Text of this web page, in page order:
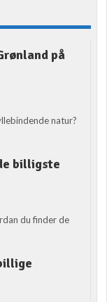
på
natur?
billigste
du finder de